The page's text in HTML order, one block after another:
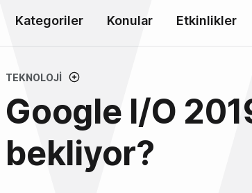
Kategoriler Konular Etkinlikler
TEKNOLOJI
Google I/O
bekliyor?